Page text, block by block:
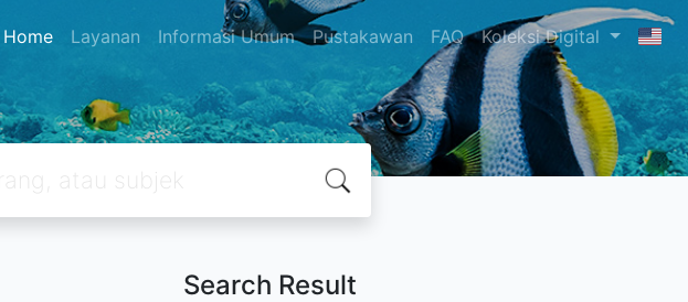
Home Layanan Informasi Umum Pustakawan FAQ Koleksi Digital
Search Result